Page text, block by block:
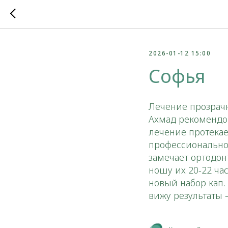
2026-01-12 15:00
Софья
Лечение
Ахмад
лечение
замечает
ношу их 20-22
новый набор кап.
вижу